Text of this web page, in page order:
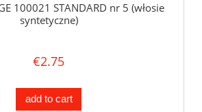
100021 STANDARD nr 5 (włosie
syntetyczne)
€2.75
add to cart